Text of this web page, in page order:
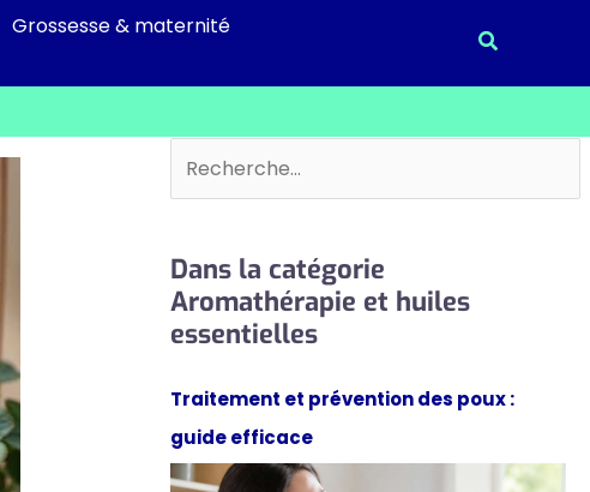
Grossesse & maternité
Rechercher
Dans la catégorie
Aromathérapie et huiles
essentielles
Traitement et prévention des poux :
guide efficace